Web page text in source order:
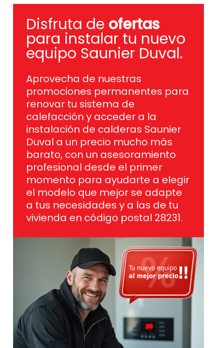
Disfruta de ofertas
para instalar tu nuevo
equipo Saunier Duval.
Aprovecha de nuestras
promociones permanentes para
renovar tu sistema de
calefacción y acceder a la
instalación de calderas Saunier
Duval a un precio mucho más
barato, con un asesoramiento
profesional desde el primer
momento para ayudarte a elegir
el modelo que mejor se adapte
a tus necesidades y a las de tu
vivienda en código postal 28231.